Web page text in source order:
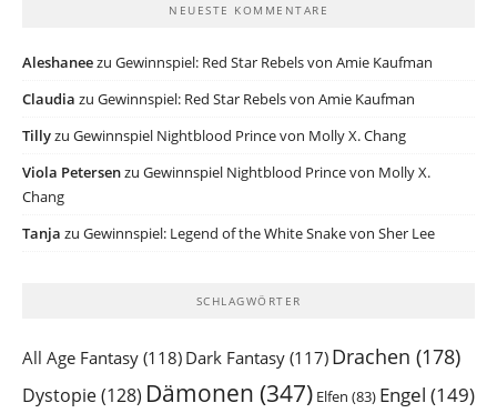
NEUESTE KOMMENTARE
Aleshaneezu Gewinnspiel: Red Star Rebels von Amie Kaufman
Claudia zu Gewinnspiel: Red Star Rebels von Amie Kaufman
Tillyzu Gewinnspiel Nightblood Prince von Molly X. Chang
Viola Petersenzu Gewinnspiel Nightblood Prince von Molly X.
Chang
Tanja zu Gewinnspiel: Legend of the White Snake von Sher Lee
SCHLAGWÖRTER
All Age Fantasy (118) Dark Fantasy (117) Drachen (178)
Dystopie(128) Dämonen (347) Elfen (83) Engel (149)